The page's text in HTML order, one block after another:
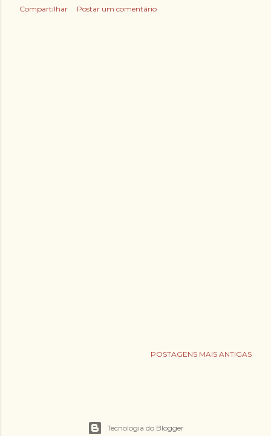
Compartilhar Postar um comentário
POSTAGENS MAIS ANTIGAS
Tecnologia do Blogger